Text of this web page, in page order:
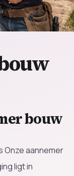
bouw
Onze aannemer
ligt in